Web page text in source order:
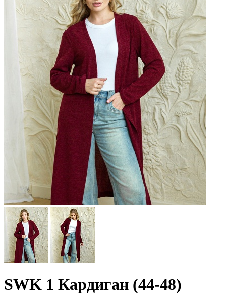
SWK 1 Кардиган (44-48)